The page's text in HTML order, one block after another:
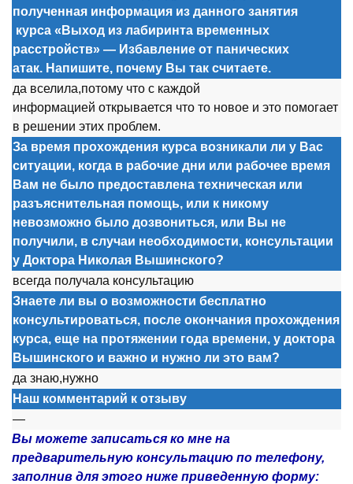
полученная информация из данного занятия
курса «Выход из лабиринта временных
расстройств» — Избавление от панических
атак. Напишите, почему Вы так считаете.
да вселила,потому что с каждой
информацией открывается что то новое и это помогает
в решении этих проблем.
За время прохождения курса возникали ли у Вас
ситуации, когда в рабочие дни или рабочее время
Вам не было предоставлена техническая или
разъяснительная помощь, или к никому
невозможно было дозвониться, или Вы не
получили, в случаи необходимости, консультации
у Доктора Николая Вышинского?
всегда получала консультацию
Знаете ли вы о возможности бесплатно
консультироваться, после окончания прохождения
курса, еще на протяжении года времени, у доктора
Вышинского и важно и нужно ли это вам?
да знаю,нужно
Наш комментарий к отзыву
—
Вы можете записаться ко мне на
предварительную консультацию по телефону,
заполнив для этого ниже приведенную форму: